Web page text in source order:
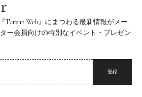
Tarzan Web』にまつわる最新情報がメー
ー会員向けの特別なイベント・プレゼン
登録